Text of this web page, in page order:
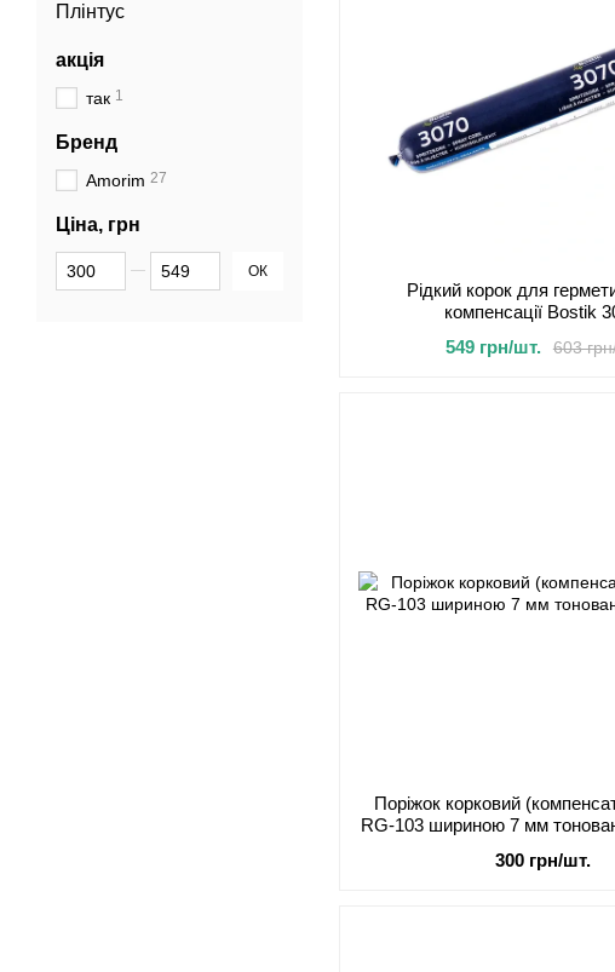
Рідкий корок для
компенсації Bostik
603
549 грн/шт.
Поріжок корковий
RG-103 шириною 7 мм
300 грн/шт.
Плінтус
акція
так 1
Бренд
Amorim 27
Ціна, грн
Від Ціна, грн
До Ціна, грн ОК